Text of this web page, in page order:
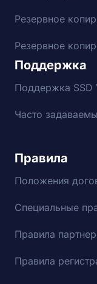
Резервное
Резервное
Поддержка
Поддержка SSD
Часто
Правила
Положения
Специальные
Правила
Правила